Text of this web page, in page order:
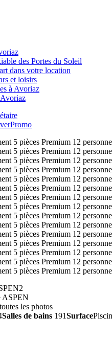
des Portes du Soleil
dans votre location
et loisirs
à Avoriaz
Promo
ASPEN
les photos
Salles de bains 191Surface